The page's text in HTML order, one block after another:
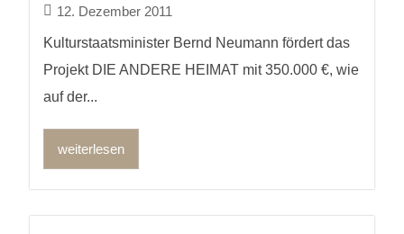
12. Dezember 2011
Kulturstaatsminister Bernd Neumann fördert das
Projekt DIE ANDERE HEIMAT mit 350.000 €, wie
auf der...
weiterlesen